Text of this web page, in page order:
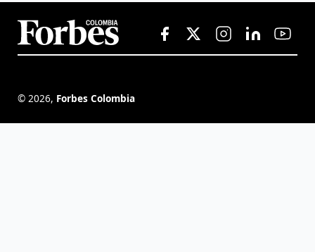
© 2026, Forbes Colombia